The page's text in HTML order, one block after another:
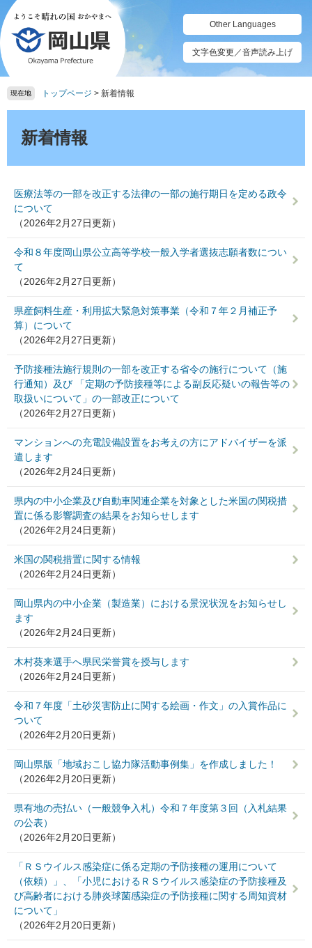
ペ
ー
ジ
の
先
頭
す。
メ
ニ
ュ
ー
を
飛
し
へ
Other Languages
文字色変更／音声読み上げ
現在地 トップページ > 新着情報
新着情報
医療法等の一部を改正する法律の一部の施行期日を定める政令
について
（2026年2月27日更新）
令和８年度岡山県公立高等学校一般入学者選抜志願者数につい
て
（2026年2月27日更新）
県産飼料生産・利用拡大緊急対策事業（令和７年２月補正予
算）について
（2026年2月27日更新）
予防接種法施行規則の一部を改正する省令の施行について（施
行通知）及び 「定期の予防接種等による副反応疑いの報告等の
取扱いについて」の一部改正について
（2026年2月27日更新）
マンションへの充電設備設置をお考えの方にアドバイザーを派
遣します
（2026年2月24日更新）
県内の中小企業及び自動車関連企業を対象とした米国の関税措
置に係る影響調査の結果をお知らせします
（2026年2月24日更新）
米国の関税措置に関する情報
（2026年2月24日更新）
岡山県内の中小企業（製造業）における景況状況をお知らせし
ます
（2026年2月24日更新）
木村葵来選手へ県民栄誉賞を授与します
（2026年2月24日更新）
令和７年度「土砂災害防止に関する絵画・作文」の入賞作品に
ついて
（2026年2月20日更新）
岡山県版「地域おこし協力隊活動事例集」を作成しました！
（2026年2月20日更新）
県有地の売払い（一般競争入札）令和７年度第３回（入札結果
の公表）
（2026年2月20日更新）
「ＲＳウイルス感染症に係る定期の予防接種の運用について
（依頼）」、「小児におけるＲＳウイルス感染症の予防接種及
び高齢者における肺炎球菌感染症の予防接種に関する周知資材
について」
（2026年2月20日更新）